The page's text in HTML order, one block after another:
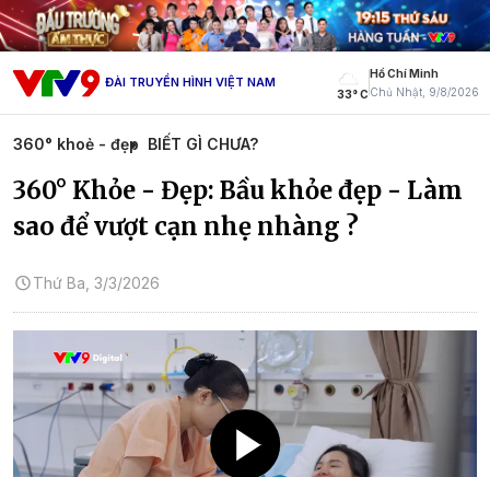
ĐÀI TRUYỀN HÌNH VIỆT NAM
33° C
Hồ Chí Minh
Chủ Nhật, 9/8/2026
360° khoẻ - đẹp BIẾT GÌ CHƯA?
360° Khỏe - Đẹp: Bầu khỏe đẹp - Làm
sao để vượt cạn nhẹ nhàng ?
Thứ Ba, 3/3/2026